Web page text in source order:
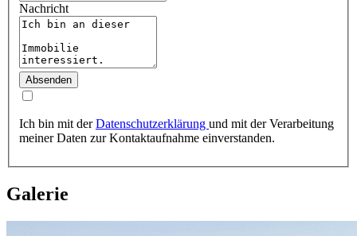
Nachricht
Absenden
Ich bin mit derDatenschutzerklärung und mit der Verarbeitung
meiner Daten zur Kontaktaufnahme einverstanden.
Galerie